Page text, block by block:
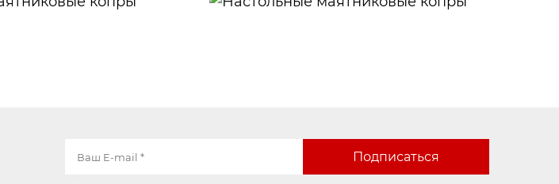
машины